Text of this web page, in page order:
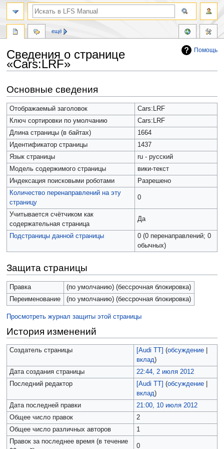
Помощь
Сведения о странице
«Cars:LRF»
к
навигации
к
поиску
Основные сведения
Отображаемый заголовок
Cars:LRF
Ключ сортировки по умолчанию
Cars:LRF
Длина страницы (в байтах)
1664
Идентификатор страницы
1437
Язык страницы
ru - русский
Модель содержимого страницы
вики-текст
Индексация поисковыми роботами
Разрешено
Количество перенаправлений на эту
страницу
0
Учитывается счётчиком как
содержательная страница
Да
Подстраницы данной страницы
0 (0 перенаправлений; 0
обычных)
Защита страницы
Правка
(по умолчанию) (бессрочная блокировка)
Переименование
(по умолчанию) (бессрочная блокировка)
Просмотреть журнал защиты этой страницы
История изменений
Создатель страницы [Audi TT] (обсуждение|
вклад)
Дата создания страницы
22:44, 2 июля 2012
Последний редактор
[Audi TT] (обсуждение|
вклад)
Дата последней правки
21:00, 10 июля 2012
Общее число правок
2
Общее число различных авторов
1
Правок за последнее время (в течение
0
ещё